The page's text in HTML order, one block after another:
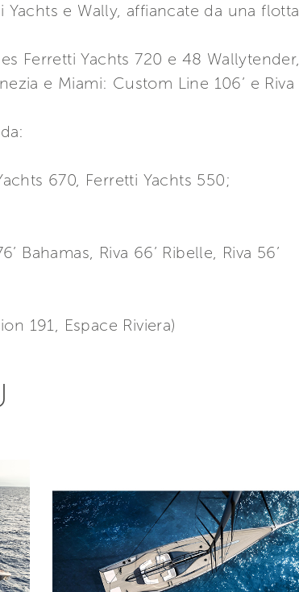
e Wally, affiancate da una flotta
Ferretti Yachts 720 e 48 Wallytender,
e Miami: Custom Line 106’ e Riva
670, Ferretti Yachts 550;
Bahamas, Riva 66’ Ribelle, Riva 56’
191, Espace Riviera)